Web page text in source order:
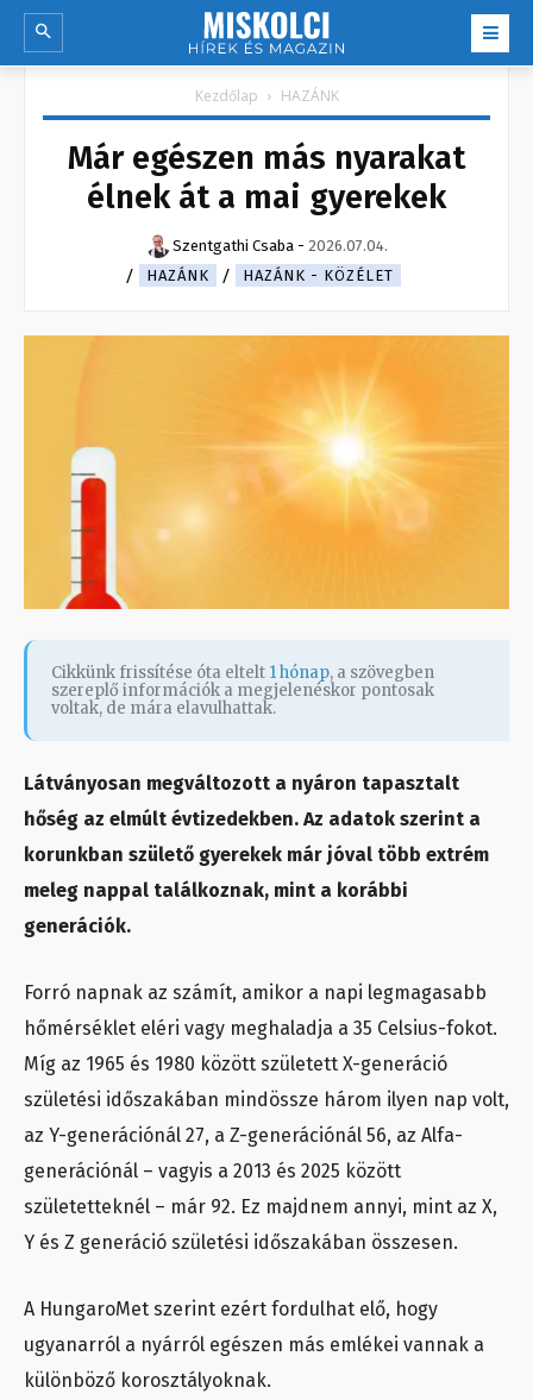
Kezdőlap HAZÁNK
Már egészen más nyarakat
élnek át a mai gyerekek
Szentgathi Csaba - 2026.07.04.
HAZÁNK
HAZÁNK - KÖZÉLET
Cikkünk frissítése óta eltelt 1 hónap, a szövegben
szereplő információk a megjelenéskor pontosak
voltak, de mára elavulhattak.
Látványosan megváltozott a nyáron tapasztalt
hőség az elmúlt évtizedekben. Az adatok szerint a
korunkban születő gyerekek már jóval több extrém
meleg nappal találkoznak, mint a korábbi
generációk.
Forró napnak az számít, amikor a napi legmagasabb
hőmérséklet eléri vagy meghaladja a 35 Celsius-fokot.
Míg az 1965 és 1980 között született X-generáció
születési időszakában mindössze három ilyen nap volt,
az Y-generációnál 27, a Z-generációnál 56, az Alfa-
generációnál – vagyis a 2013 és 2025 között
születetteknél – már 92. Ez majdnem annyi, mint az X,
Y és Z generáció születési időszakában összesen.
A HungaroMet szerint ezért fordulhat elő, hogy
ugyanarról a nyárról egészen más emlékei vannak a
különböző korosztályoknak.